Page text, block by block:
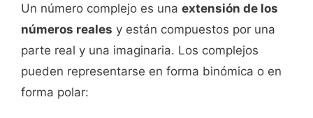
Un número complejo es una extensión de los
números reales y están compuestos por una
parte real y una imaginaria. Los complejos
pueden representarse en forma binómica o en
forma polar: